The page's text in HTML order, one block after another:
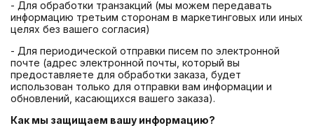
- Для обработки транзакций (мы можем передавать
информацию третьим сторонам в маркетинговых или иных
целях без вашего согласия)
- Для периодической отправки писем по электронной
почте (адрес электронной почты, который вы
предоставляете для обработки заказа, будет
использован только для отправки вам информации и
обновлений, касающихся вашего заказа).
Как мы защищаем вашу информацию?